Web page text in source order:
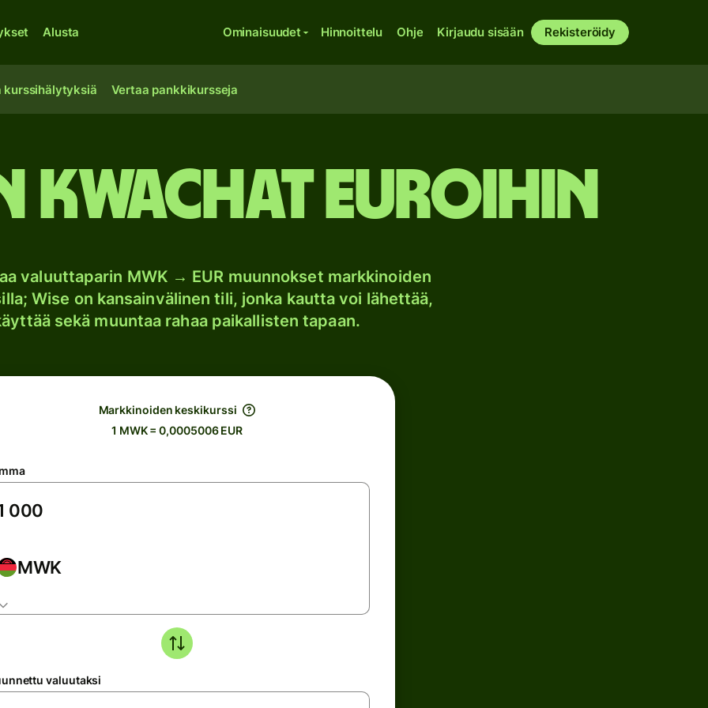
Alusta Ominaisuudet Hinnoittelu Ohje Kirjaudu sisään Rekisteröidy
kurssihälytyksiä Vertaa pankkikursseja
kwachat euroihin
valuuttaparin MWK → EUR muunnokset markkinoiden
Wise on kansainvälinen tili, jonka kautta voi lähettää,
sekä muuntaa rahaa paikallisten tapaan.
Markkinoiden keskikurssi
1 MWK = 0,0005006 EUR
MWK
valuutaksi